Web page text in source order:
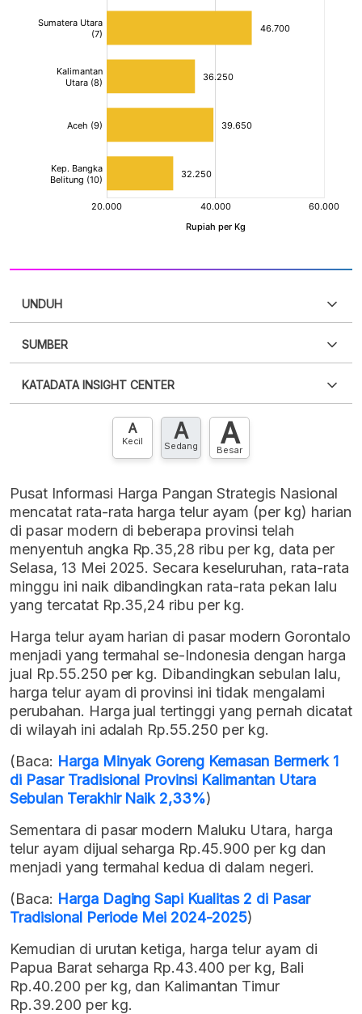
UNDUH
XLS
SUMBER
punya akun?Silakan Daftar sekarang
KATADATA INSIGHT CENTER
Hubungi sekarang »
A
Kecil A
Sedang A
Besar
Pusat Informasi Harga Pangan Strategis Nasional
mencatat rata-rata harga telur ayam (per kg) harian
di pasar modern di beberapa provinsi telah
menyentuh angka Rp.35,28 ribu per kg, data per
Selasa, 13 Mei 2025. Secara keseluruhan, rata-rata
minggu ini naik dibandingkan rata-rata pekan lalu
yang tercatat Rp.35,24 ribu per kg.
Harga telur ayam harian di pasar modern Gorontalo
menjadi yang termahal se-Indonesia dengan harga
jual Rp.55.250 per kg. Dibandingkan sebulan lalu,
harga telur ayam di provinsi ini tidak mengalami
perubahan. Harga jual tertinggi yang pernah dicatat
di wilayah ini adalah Rp.55.250 per kg.
(Baca: Harga Minyak Goreng Kemasan Bermerk 1
di Pasar Tradisional Provinsi Kalimantan Utara
Sebulan Terakhir Naik 2,33%)
Sementara di pasar modern Maluku Utara, harga
telur ayam dijual seharga Rp.45.900 per kg dan
menjadi yang termahal kedua di dalam negeri.
(Baca: Harga Daging Sapi Kualitas 2 di Pasar
Tradisional Periode Mei 2024-2025)
Kemudian di urutan ketiga, harga telur ayam di
Papua Barat seharga Rp.43.400 per kg, Bali
Rp.40.200 per kg, dan Kalimantan Timur
Rp.39.200 per kg.